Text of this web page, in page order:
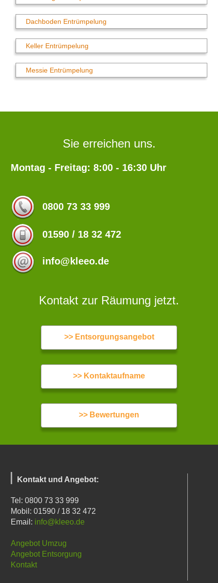
Dachboden Entrümpelung
Keller Entrümpelung
Messie Entrümpelung
Sie erreichen uns.
Montag - Freitag: 8:00 - 16:30 Uhr
0800 73 33 999
01590 / 18 32 472
info@kleeo.de
Kontakt zur Räumung jetzt.
>> Entsorgungsangebot
>> Kontaktaufname
>> Bewertungen
Kontakt und Angebot:
Tel: 0800 73 33 999
Mobil: 01590 / 18 32 472
Email: info@kleeo.de
Angebot Umzug
Angebot Entsorgung
Kontakt